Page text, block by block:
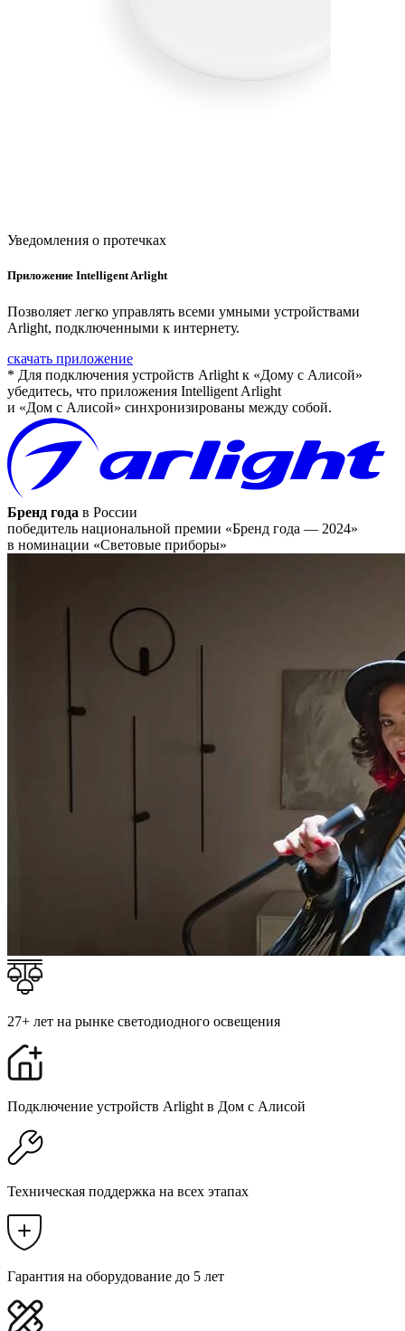
Уведомления о протечках
Приложение Intelligent Arlight
Позволяет легко управлять всеми умными устройствами
Arlight, подключенными к интернету.
скачать приложение
* Для подключения устройств Arlight к «Дому с Алисой»
убедитесь, что приложения Intelligent Arlight
и «Дом с Алисой» синхронизированы между собой.
Бренд года в России
победитель национальной премии «Бренд года — 2024»
в номинации «Световые приборы»
27+ лет на рынке светодиодного освещения
Подключение устройств Arlight в Дом с Алисой
Техническая поддержка на всех этапах
Гарантия на оборудование до 5 лет